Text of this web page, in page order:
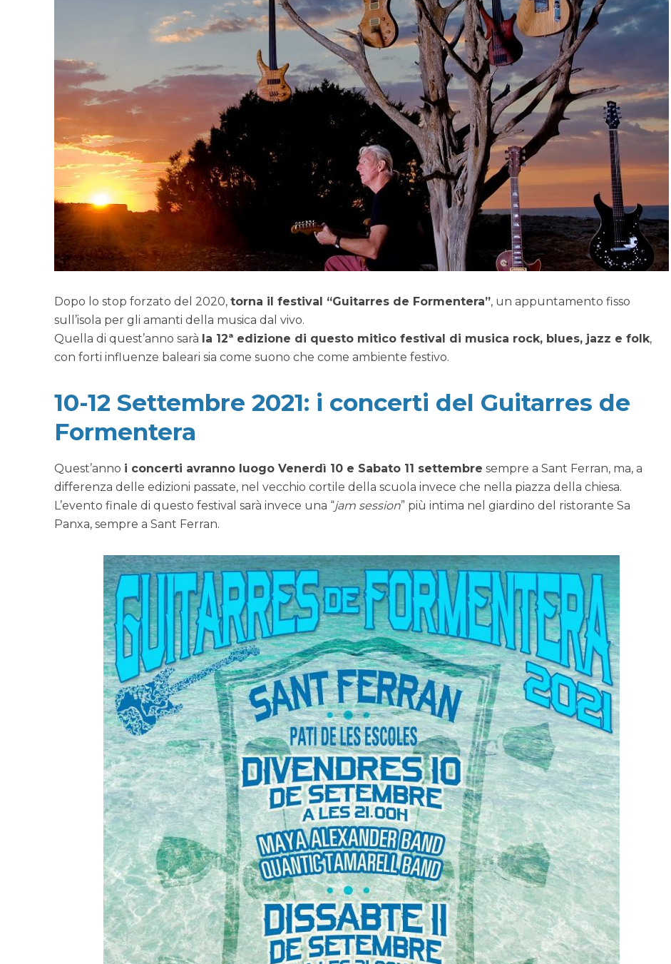
Dopo lo stop forzato del 2020, torna il festival “Guitarres de Formentera”, un appuntamento fisso
sull’isola per gli amanti della musica dal vivo.
Quella di quest’anno sarà la 12ª edizione di questo mitico festival di musica rock, blues, jazz e folk,
con forti influenze baleari sia come suono che come ambiente festivo.
10-12 Settembre 2021: i concerti del Guitarres de
Formentera
Quest’anno i concerti avranno luogo Venerdì 10 e Sabato 11 settembre sempre a Sant Ferran, ma, a
differenza delle edizioni passate, nel vecchio cortile della scuola invece che nella piazza della chiesa.
L’evento finale di questo festival sarà invece una “jam session” più intima nel giardino del ristorante Sa
Panxa, sempre a Sant Ferran.